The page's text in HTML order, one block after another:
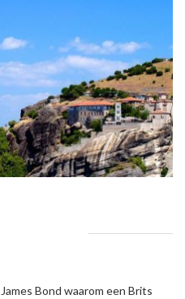
Bond waarom een Brits